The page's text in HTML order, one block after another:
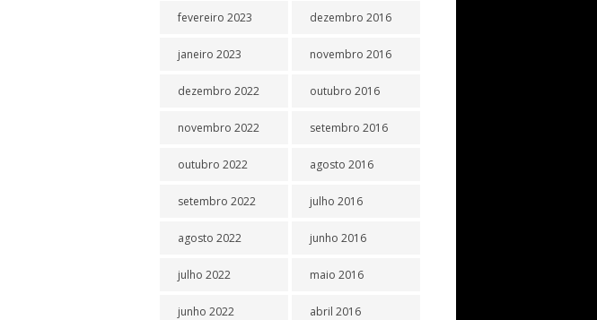
fevereiro 2023
janeiro 2023
dezembro 2022
novembro 2022
outubro 2022
setembro 2022
agosto 2022
julho 2022
junho 2022
dezembro 2016
novembro 2016
outubro 2016
setembro 2016
agosto 2016
julho 2016
junho 2016
maio 2016
abril 2016